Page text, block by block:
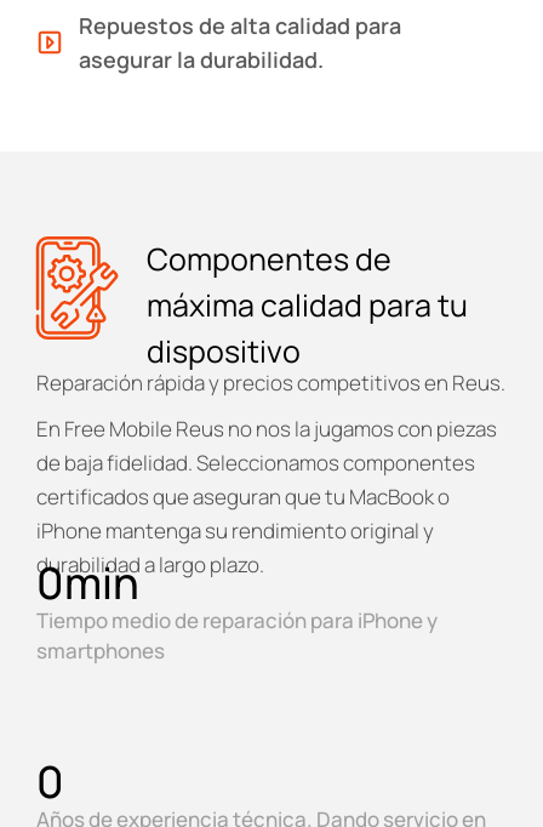
Repuestos de alta calidad para
asegurar la durabilidad.
Componentes de
máxima calidad para tu
dispositivo
Reparación rápida y precios competitivos en Reus.
En Free Mobile Reus no nos la jugamos con piezas
de baja fidelidad. Seleccionamos componentes
certificados que aseguran que tu MacBook o
iPhone mantenga su rendimiento original y
durabilidad a largo plazo.
Tiempo medio de reparación para iPhone y
smartphones
0min
Años de experiencia técnica. Dando servicio en
0